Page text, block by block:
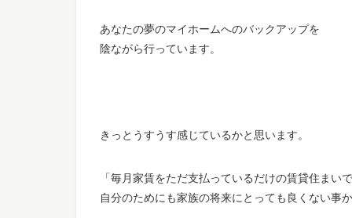
あなたの夢のマイホームへのバックアップを
陰ながら行っています。
きっとうすうす感じているかと思います。
「毎月家賃をただ支払っているだけの賃貸住まい
自分のためにも家族の将来にとっても良くない事